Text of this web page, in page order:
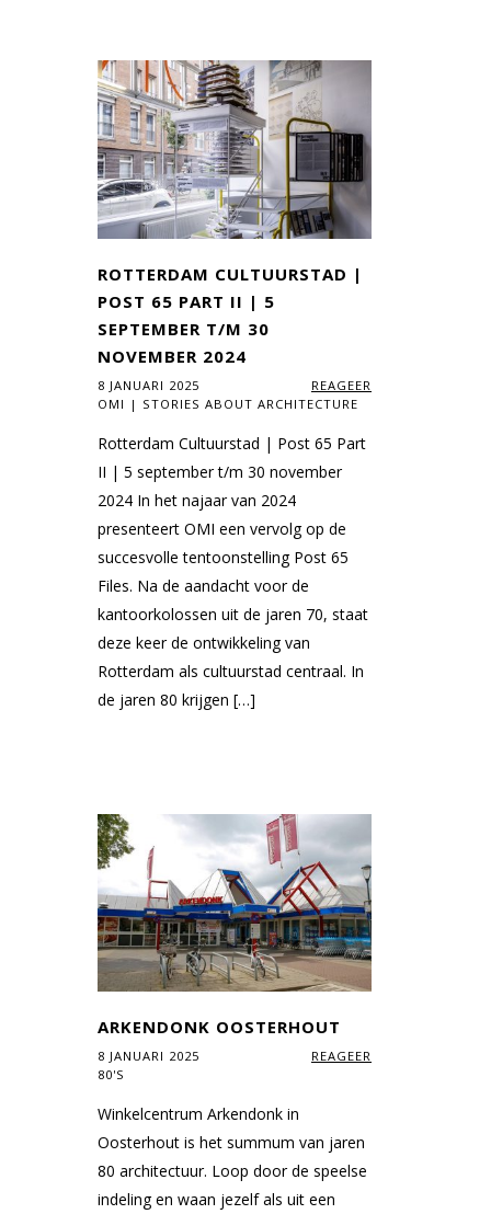
ROTTERDAM CULTUURSTAD |
POST 65 PART II | 5
SEPTEMBER T/M 30
NOVEMBER 2024
8 JANUARI 2025
REAGEER
OMI | STORIES ABOUT ARCHITECTURE
Rotterdam Cultuurstad | Post 65 Part
II | 5 september t/m 30 november
2024 In het najaar van 2024
presenteert OMI een vervolg op de
succesvolle tentoonstelling Post 65
Files. Na de aandacht voor de
kantoorkolossen uit de jaren 70, staat
deze keer de ontwikkeling van
Rotterdam als cultuurstad centraal. In
de jaren 80 krijgen […]
ARKENDONK OOSTERHOUT
8 JANUARI 2025
REAGEER
80'S
Winkelcentrum Arkendonk in
Oosterhout is het summum van jaren
80 architectuur. Loop door de speelse
indeling en waan jezelf als uit een